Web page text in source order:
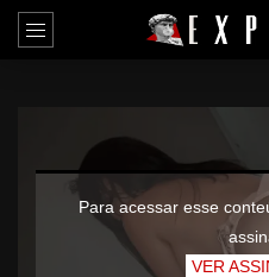
Para acessar esse
VER